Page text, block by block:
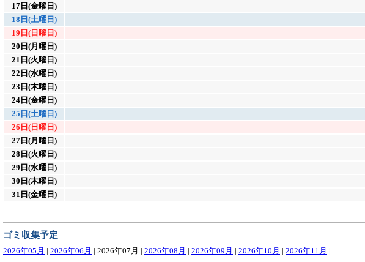
17日(金曜日)
18日(土曜日)
19日(日曜日)
20日(月曜日)
21日(火曜日)
22日(水曜日)
23日(木曜日)
24日(金曜日)
25日(土曜日)
26日(日曜日)
27日(月曜日)
28日(火曜日)
29日(水曜日)
30日(木曜日)
31日(金曜日)
ゴミ収集予定
2026年05月 | 2026年06月 | 2026年07月 | 2026年08月 | 2026年09月 | 2026年10月 | 2026年11月 |